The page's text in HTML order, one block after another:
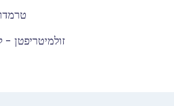
זולמיטריפטן -